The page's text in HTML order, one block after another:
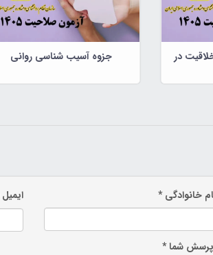
در
جزوه آسیب شناسی روانی
خانوادگی * ایمیل
پرسش شما *